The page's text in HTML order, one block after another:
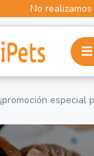
No
¡promoción especial